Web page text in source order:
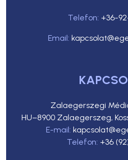
Telefon: +36-
Email:
Zalaegerszegi
HU–8900 Zalaegerszeg,
E-mail:
Telefon: +36